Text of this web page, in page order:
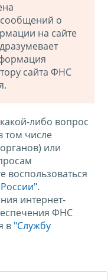
о
на сайте
сайта ФНС
либо вопрос
том числе
или
воспользоваться
.
интернет-
ФНС
в "Службу